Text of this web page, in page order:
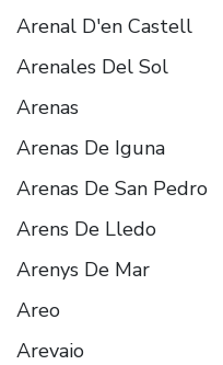
Arenal D'en Castell
Arenales Del Sol
Arenas
Arenas De Iguna
Arenas De San Pedro
Arens De Lledo
Arenys De Mar
Areo
Arevaio